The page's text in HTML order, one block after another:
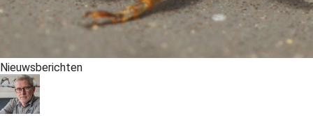
Nieuwsberichten